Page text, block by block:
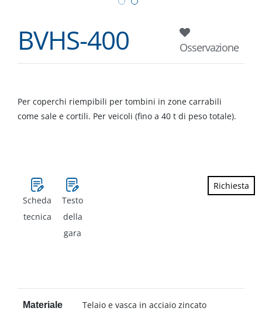
BVHS-400 Osservazione
Per coperchi riempibili per tombini in zone carrabili
come sale e cortili. Per veicoli (fino a 40 t di peso totale).
Scheda
tecnica
Testo
della
gara
Richiesta
Materiale Telaio e vasca in acciaio zincato